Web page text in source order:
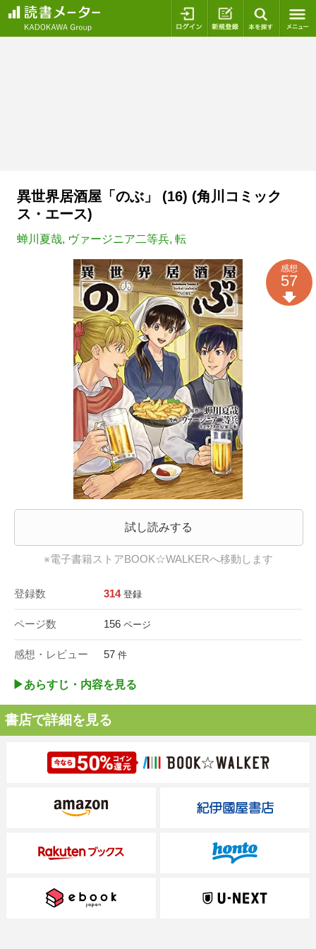
ログイン 新規登録
異世界居酒屋「のぶ」 (16) (角川コミック
ス・エース)
蝉川夏哉, ヴァージニア二等兵, 転
試し読みする
※電子書籍ストアBOOK☆WALKERへ移動します
登録数 314 登録
ページ数 156 ページ
感想・レビュー 57 件
感想
57
▶︎あらすじ・内容を見る
書店で詳細を見る